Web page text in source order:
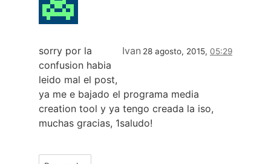
Ivan 28 agosto, 2015, 05:29
sorry por la
confusion habia
leido mal el post,
ya me e bajado el programa media
creation tool y ya tengo creada la iso,
muchas gracias, 1saludo!